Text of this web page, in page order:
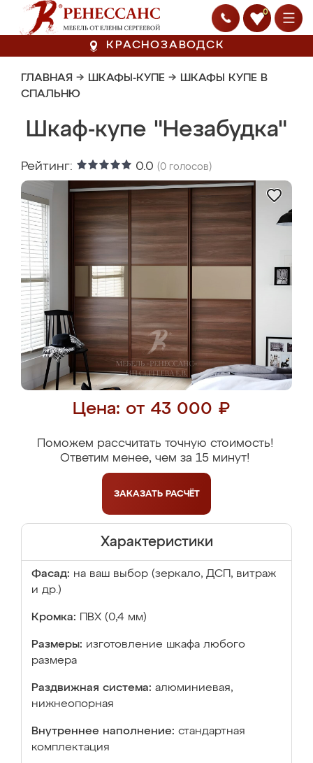
0
КРАСНОЗАВОДСК
ГЛАВНАЯ → ШКАФЫ-КУПЕ → ШКАФЫ КУПЕ В
СПАЛЬНЮ
Шкаф-купе "Незабудка"
Рейтинг: 0.0 (0 голосов)
Цена: от 43 000 ₽
Поможем рассчитать точную стоимость!
Ответим менее, чем за 15 минут!
ЗАКАЗАТЬ РАСЧЁТ
Характеристики
Фасад: на ваш выбор (зеркало, ДСП, витраж
и др.)
Кромка: ПВХ (0,4 мм)
Размеры: изготовление шкафа любого
размера
Раздвижная система: алюминиевая,
нижнеопорная
Внутреннее наполнение: стандартная
комплектация